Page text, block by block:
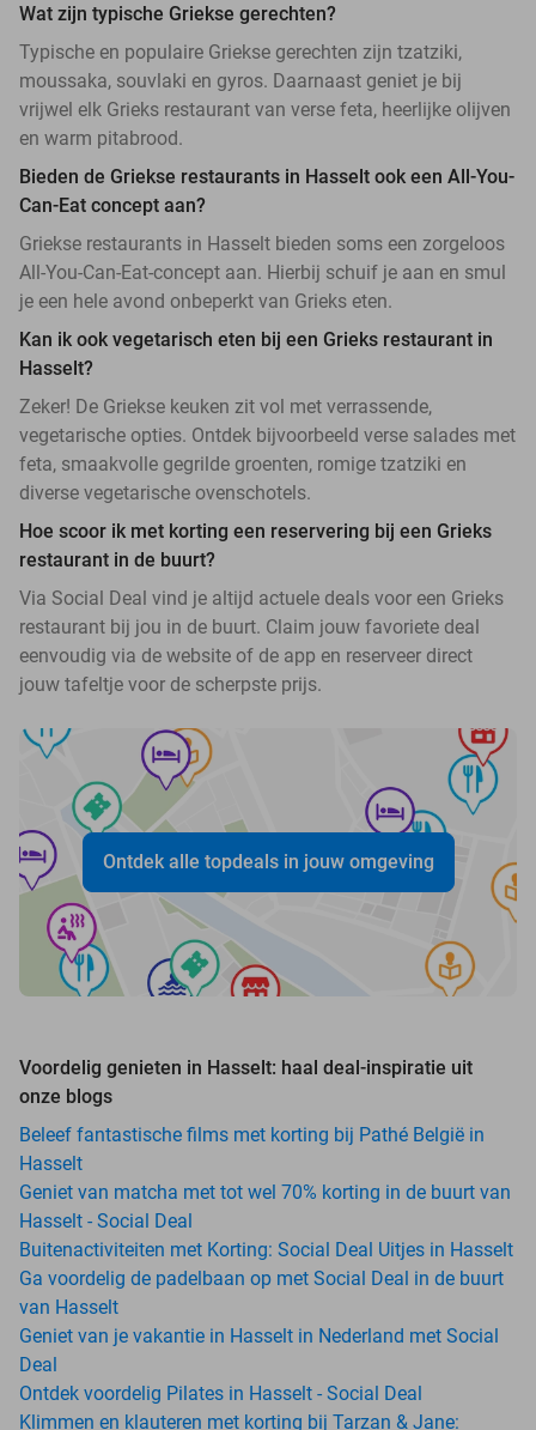
Wat zijn typische Griekse gerechten?
Typische en populaire Griekse gerechten zijn tzatziki,
moussaka, souvlaki en gyros. Daarnaast geniet je bij
vrijwel elk Grieks restaurant van verse feta, heerlijke olijven
en warm pitabrood.
Bieden de Griekse restaurants in Hasselt ook een All-You-
Can-Eat concept aan?
Griekse restaurants in Hasselt bieden soms een zorgeloos
All-You-Can-Eat-concept aan. Hierbij schuif je aan en smul
je een hele avond onbeperkt van Grieks eten.
Kan ik ook vegetarisch eten bij een Grieks restaurant in
Hasselt?
Zeker! De Griekse keuken zit vol met verrassende,
vegetarische opties. Ontdek bijvoorbeeld verse salades met
feta, smaakvolle gegrilde groenten, romige tzatziki en
diverse vegetarische ovenschotels.
Hoe scoor ik met korting een reservering bij een Grieks
restaurant in de buurt?
Via Social Deal vind je altijd actuele deals voor een Grieks
restaurant bij jou in de buurt. Claim jouw favoriete deal
eenvoudig via de website of de app en reserveer direct
jouw tafeltje voor de scherpste prijs.
Ontdek alle topdeals in jouw omgeving
Voordelig genieten in Hasselt: haal deal-inspiratie uit
onze blogs
Beleef fantastische films met korting bij Pathé België in
Hasselt
Geniet van matcha met tot wel 70% korting in de buurt van
Hasselt - Social Deal
Buitenactiviteiten met Korting: Social Deal Uitjes in Hasselt
Ga voordelig de padelbaan op met Social Deal in de buurt
van Hasselt
Geniet van je vakantie in Hasselt in Nederland met Social
Deal
Ontdek voordelig Pilates in Hasselt - Social Deal
Klimmen en klauteren met korting bij Tarzan & Jane: